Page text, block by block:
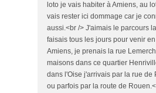
loto je vais habiter à Amiens, au
vais rester ici dommage car je
aussi.<br /> J'aimais le parcours
faisais tous les jours pour venir
Amiens, je prenais la rue
maisons dans ce quartier
dans l'Oise j'arrivais par la rue de
ou parfois par la route de